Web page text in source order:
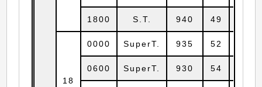
1800 S.T. 940 49
18
0000 SuperT. 935 52
0600 SuperT. 930 54